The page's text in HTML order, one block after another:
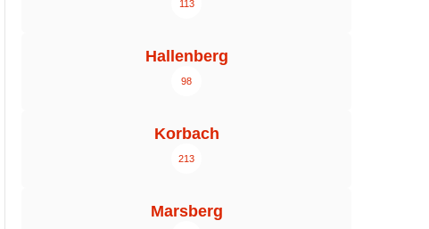
113
Hallenberg
98
Korbach
213
Marsberg